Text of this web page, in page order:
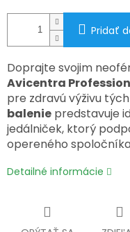
Pridať
Doprajte svojim
Avicentra
pre zdravú výživu
balenie predstavuje
jedálniček, ktorý
opereného
Detailné informácie